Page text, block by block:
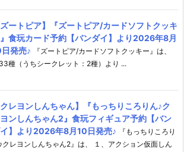
ズートピア】『ズートピア/カードソフトクッキ
食玩カード予約【バンダイ】より2026年8月
発売♪
『ズートピア/カードソフトクッキー』は、
種（うちシークレット：2種）より ...
クレヨンしんちゃん】『もっちりころりん♪ク
ンしんちゃん2』食玩フィギュア予約【バン
】より2026年8月10日発売♪
『もっちりころり
クレヨンしんちゃん2』は、 １、アクション仮面しん